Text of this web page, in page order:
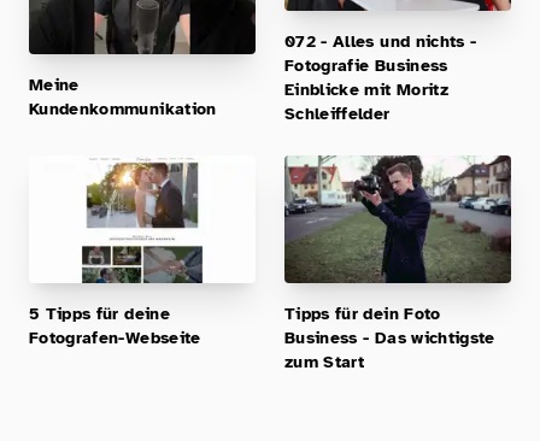
Meine
Kundenkommunikation
072 - Alles und nichts -
Fotografie Business
Einblicke mit Moritz
Schleiffelder
5 Tipps für deine
Fotografen-Webseite
Tipps für dein Foto
Business - Das wichtigste
zum Start